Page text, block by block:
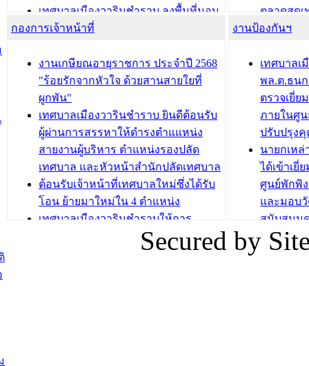
เทศบาลเมืองวารินชำราบ ลงพื้นที่มอบ
น้ำดื่มแก่ผู้พักอาศัย ณ ศูนย์พักพิง
กองสวัสดิการสังคม เทศบาลเมือง
วารินชำราบ จัดโครงการอบรมอาชีพ
ระยะสั้น ประจำปี 2568 (หลักสูตรการ
ถักทอผลิตภัณฑ์จากถุงพลาสติก)
บทความ อื่นๆ ...
ตลาดสดเ
วารินชำร
ถนนแก่เ
เด็กเล็ก
เทศบาลเ
ปรึกษาห
วัยของอ
บทความ อื่นๆ ...
กองการเจ้าหน้าที่
งานเกษียณอายุราชการ ประจำปี 2568
"ร้อยรักจากหัวใจ ด้วยสานสายใยที่
ผูกพัน"
เทศบาลเมืองวารินชำราบ ยินดีต้อนรับ
ผู้ผ่านการสรรหาให้ดำรงตำแแหน่ง
สายงานผู้บริหาร ตำแหน่งรองปลัด
เทศบาล และหัวหน้าสำนักปลัดเทศบาล
ต้อนรับเจ้าหน้าที่เทศบาลใหม่ซึ่งได้รับ
โอน ย้ายมาใหม่ใน 4 ตำแหน่ง
เทศบาลเมืองวารินชำราบให้การ
ต้อนรับพนักงานเทศบาลผู้ผ่านการ
สรรหาให้ดำรงตำแหน่งสายงานผู้
งานป้องกันฯ
เทศบาลเ
พล.ต.ธน
ตรวจเยี่ย
ภายในศู
ปรับปรุง
นายกเห
ได้เข้าเยี่
ศูนย์พักพิ
และมอบ
สนับสนุน
ภัยน้ำท่วม
ภาพบรร
Secured by